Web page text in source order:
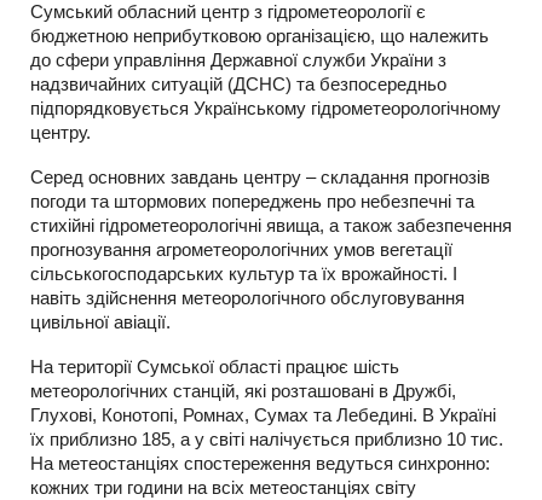
Сумський обласний центр з гідрометеорології є
бюджетною неприбутковою організацією, що належить
до сфери управління Державної служби України з
надзвичайних ситуацій (ДСНС) та безпосередньо
підпорядковується Українському гідрометеорологічному
центру.
Серед основних завдань центру – складання прогнозів
погоди та штормових попереджень про небезпечні та
стихійні гідрометеорологічні явища, а також забезпечення
прогнозування агрометеорологічних умов вегетації
сільськогосподарських культур та їх врожайності. І
навіть здійснення метеорологічного обслуговування
цивільної авіації.
На території Сумської області працює шість
метеорологічних станцій, які розташовані в Дружбі,
Глухові, Конотопі, Ромнах, Сумах та Лебедині. В Україні
їх приблизно 185, а у світі налічується приблизно 10 тис.
На метеостанціях спостереження ведуться синхронно:
кожних три години на всіх метеостанціях світу